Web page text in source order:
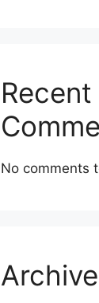
Recent
No comments